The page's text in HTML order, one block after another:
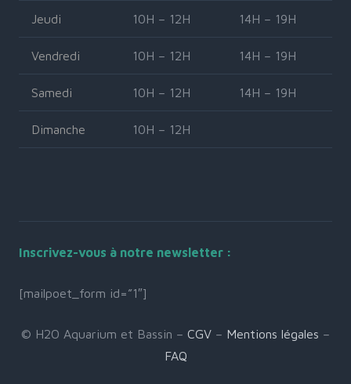
Jeudi 10H – 12H 14H – 19H
Vendredi 10H – 12H 14H – 19H
Samedi 10H – 12H 14H – 19H
Dimanche 10H – 12H
Inscrivez-vous à notre newsletter :
[mailpoet_form id=”1″]
© H2O Aquarium et Bassin – CGV – Mentions légales –
FAQ